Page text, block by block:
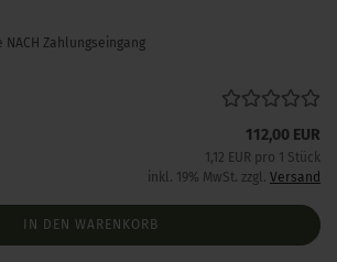
NACH Zahlungseingang
112,00 EUR
1,12 EUR pro 1 Stück
inkl. 19% MwSt. zzgl. Versand
IN DEN WARENKORB